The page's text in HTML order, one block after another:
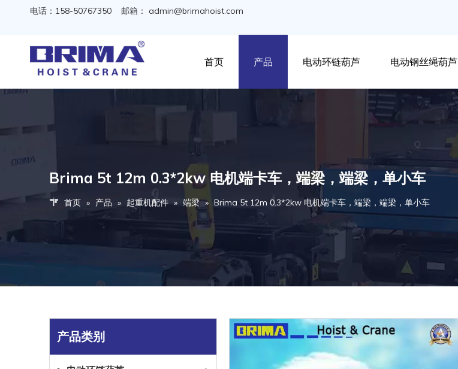
电话：158-50767350 邮箱： admin@brimahoist.com
首页 产品 电动环链葫芦 电动钢丝绳葫芦
Brima 5t 12m 0.3*2kw 电机端卡车，端梁，端梁，单小车
首页 » 产品 » 起重机配件 » 端梁 » Brima 5t 12m 0.3*2kw 电机端卡车，端梁，端梁，单小车
产品类别